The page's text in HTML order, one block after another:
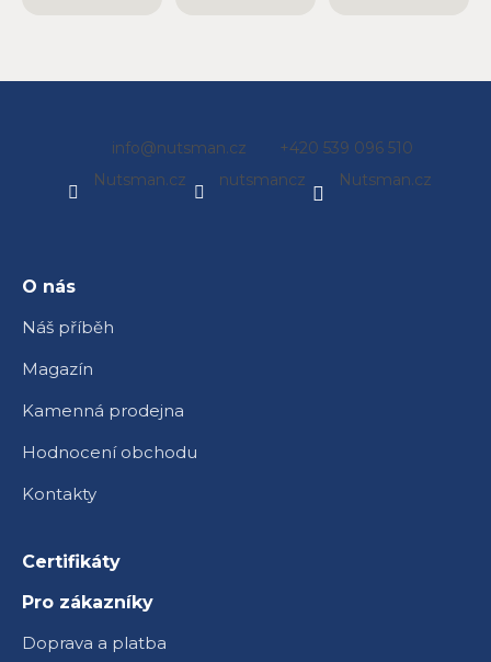
info@nutsman.cz
+420 539 096 510
Nutsman.cz
nutsmancz Nutsman.cz
O nás
Náš příběh
Magazín
Kamenná prodejna
Hodnocení obchodu
Kontakty
Certifikáty
Pro zákazníky
Doprava a platba